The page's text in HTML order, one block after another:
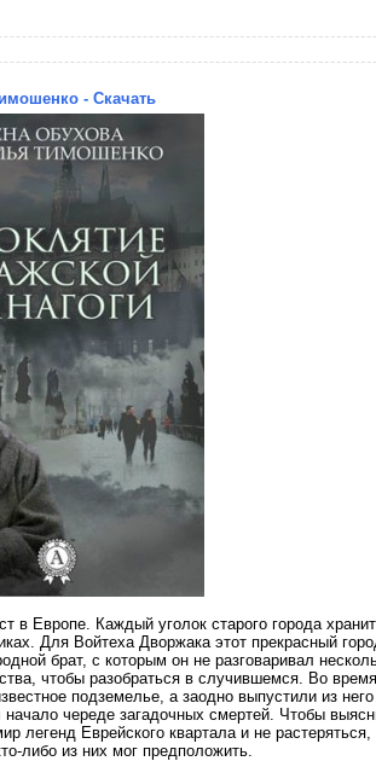
- Скачать
в Европе. Каждый уголок старого города
Для Войтеха Дворжака этот прекрасный
брат, с которым он не разговаривал
чтобы разобраться в случившемся. Во
подземелье, а заодно выпустили из
череде загадочных смертей. Чтобы
легенд Еврейского квартала и не
либо из них мог предположить.